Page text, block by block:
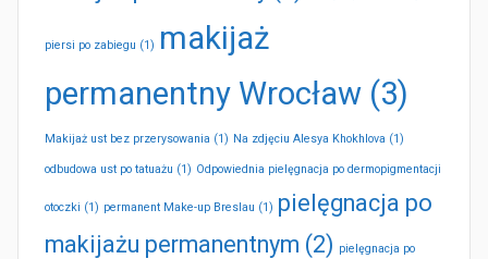
piersi po zabiegu (1) makijaż
permanentny Wrocław (3)
Makijaż ust bez przerysowania (1) Na zdjęciu Alesya Khokhlova (1)
odbudowa ust po tatuażu (1) Odpowiednia pielęgnacja po dermopigmentacji
otoczki (1) permanent Make-up Breslau (1) pielęgnacja po
makijażu permanentnym (2) pielęgnacja po